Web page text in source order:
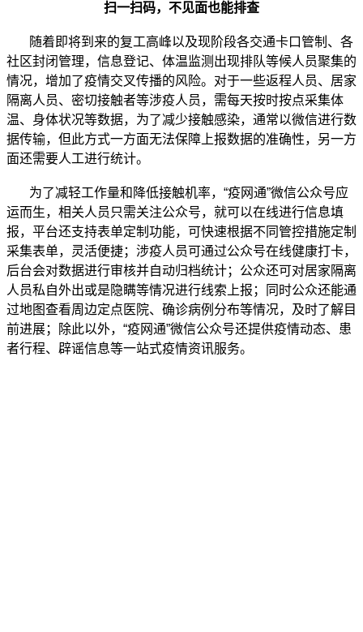
扫一扫码，不见面也能排查
随着即将到来的复工高峰以及现阶段各交通卡口管制、各
社区封闭管理，信息登记、体温监测出现排队等候人员聚集的
情况，增加了疫情交叉传播的风险。对于一些返程人员、居家
隔离人员、密切接触者等涉疫人员，需每天按时按点采集体
温、身体状况等数据，为了减少接触感染，通常以微信进行数
据传输，但此方式一方面无法保障上报数据的准确性，另一方
面还需要人工进行统计。
为了减轻工作量和降低接触机率，“疫网通”微信公众号应
运而生，相关人员只需关注公众号，就可以在线进行信息填
报，平台还支持表单定制功能，可快速根据不同管控措施定制
采集表单，灵活便捷；涉疫人员可通过公众号在线健康打卡，
后台会对数据进行审核并自动归档统计；公众还可对居家隔离
人员私自外出或是隐瞒等情况进行线索上报；同时公众还能通
过地图查看周边定点医院、确诊病例分布等情况，及时了解目
前进展；除此以外，“疫网通”微信公众号还提供疫情动态、患
者行程、辟谣信息等一站式疫情资讯服务。